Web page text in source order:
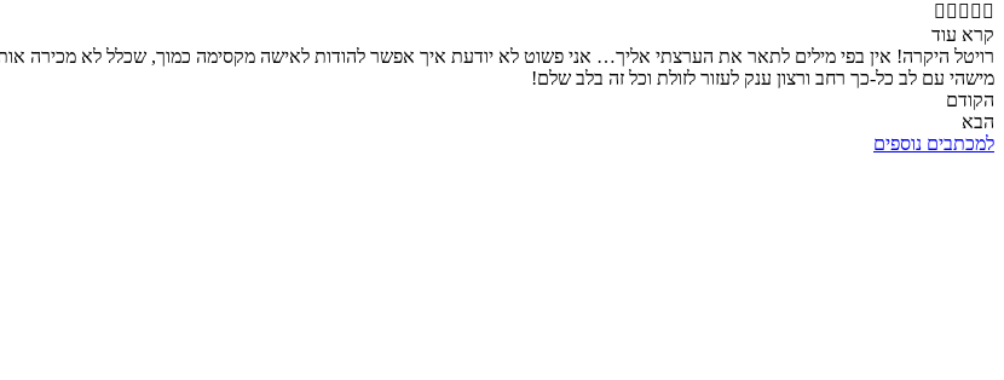
    
קרא עוד
רויטל היקרה! אין בפי מילים לתאר את הערצתי אליך… אני פשוט לא יודעת איך אפשר להודות לאישה מקסימה כמוך, שכלל לא מכירה
מישהי עם לב כל-כך רחב ורצון ענק לעזור לזולת וכל זה בלב שלם!
הקודם
הבא
למכתבים נוספים